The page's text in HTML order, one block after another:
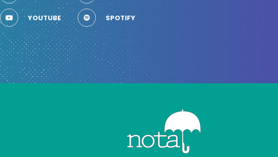
YOUTUBE SPOTIFY